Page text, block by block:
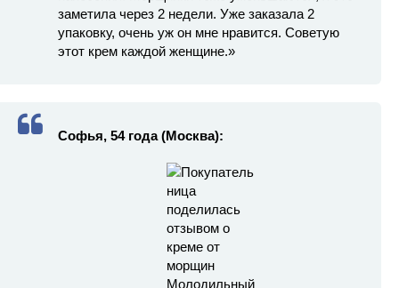
заметила через 2 недели. Уже заказала 2
упаковку, очень уж он мне нравится. Советую
этот крем каждой женщине.»
Софья, 54 года (Москва):